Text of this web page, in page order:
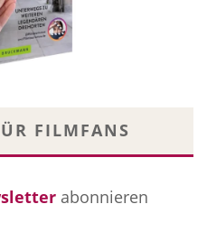
FILMFANS
abonnieren